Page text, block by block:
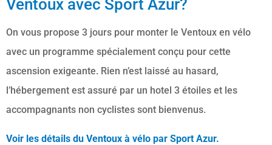
Ventoux avec Sport Azur?
On vous propose 3 jours pour monter le Ventoux en vélo
avec un programme spécialement conçu pour cette
ascension exigeante. Rien n’est laissé au hasard,
l’hébergement est assuré par un hotel 3 étoiles et les
accompagnants non cyclistes sont bienvenus.
Voir les détails du Ventoux à vélo par Sport Azur.